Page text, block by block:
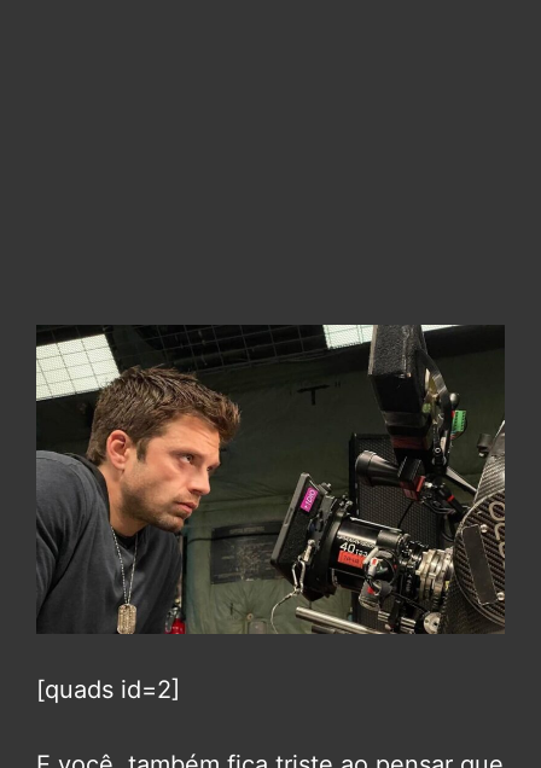
[quads id=2]